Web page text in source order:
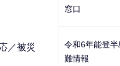
／被災
窓口
令和6年能登
難情報